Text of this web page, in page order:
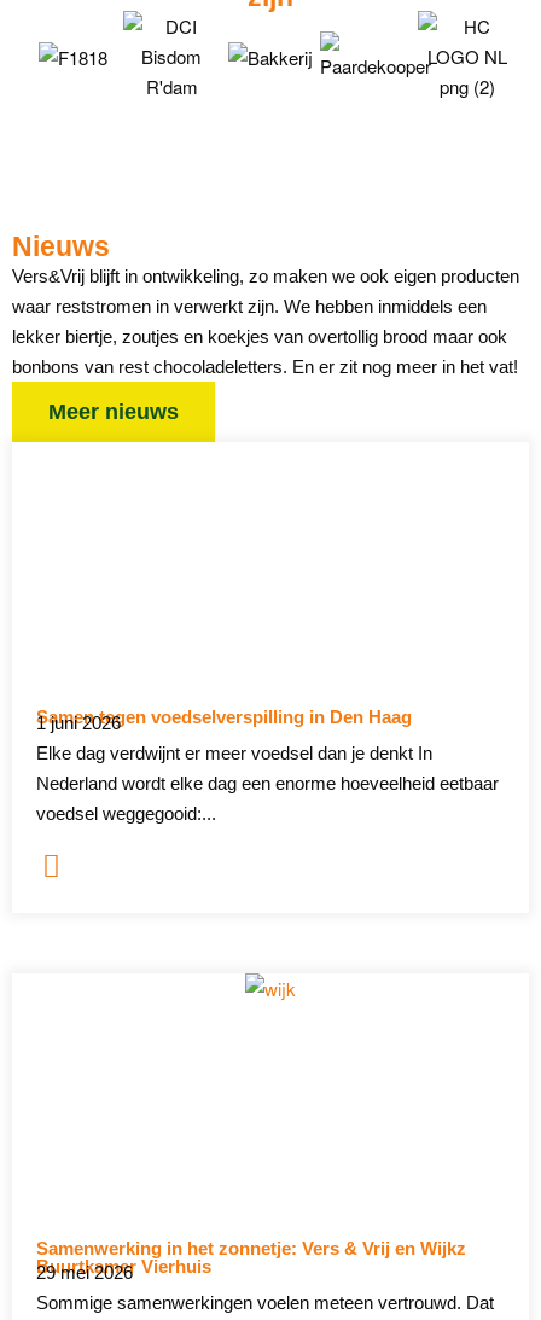
Nieuws
Vers&Vrij blijft in ontwikkeling, zo maken we ook eigen producten
waar reststromen in verwerkt zijn. We hebben inmiddels een
lekker biertje, zoutjes en koekjes van overtollig brood maar ook
bonbons van rest chocoladeletters. En er zit nog meer in het vat!
Meer nieuws
Samen tegen voedselverspilling in Den Haag
1 juni 2026
Elke dag verdwijnt er meer voedsel dan je denkt In
Nederland wordt elke dag een enorme hoeveelheid eetbaar
voedsel weggegooid:...
Samenwerking in het zonnetje: Vers & Vrij en Wijkz
Buurtkamer Vierhuis
29 mei 2026
Sommige samenwerkingen voelen meteen vertrouwd. Dat